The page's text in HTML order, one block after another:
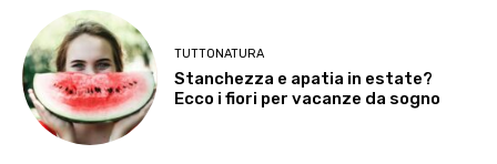
TUTTONATURA
Stanchezza e apatia in estate?
Ecco i fiori per vacanze da sogno